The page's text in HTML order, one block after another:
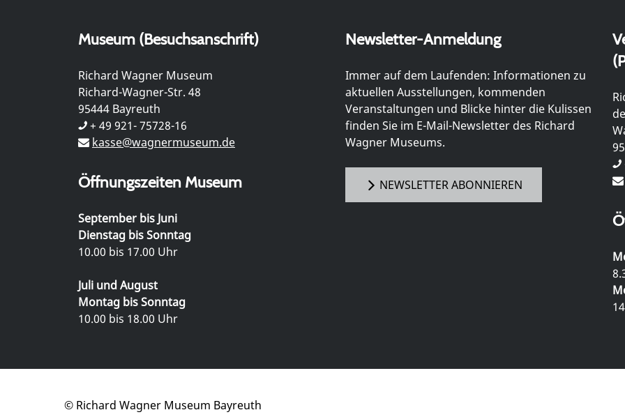
Museum (Besuchsanschrift)
Richard Wagner Museum
Richard-Wagner-Str. 48
95444 Bayreuth
+ 49 921- 75728-16
kasse@wagnermuseum.de
Öffnungszeiten Museum
September bis Juni
Dienstag bis Sonntag
10.00 bis 17.00 Uhr
Juli und August
Montag bis Sonntag
10.00 bis 18.00 Uhr
Newsletter-Anmeldung
Immer auf dem Laufenden: Informationen zu
aktuellen Ausstellungen, kommenden
Veranstaltungen und Blicke hinter die Kulissen
finden Sie im E-Mail-Newsletter des Richard
Wagner Museums.
NEWSLETTER ABONNIEREN
© Richard Wagner Museum Bayreuth